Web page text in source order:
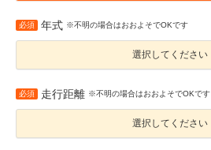
必須 年式 ※不明の場合はおおよそでOKです
選択してください
必須 走行距離 ※不明の場合はおおよそでOKです
選択してください